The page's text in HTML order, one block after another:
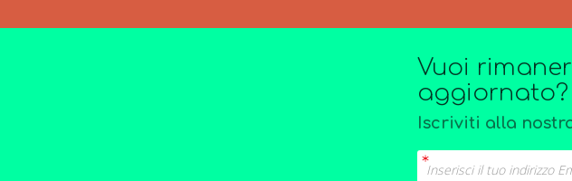
Vuoi
aggiornato?
Iscriviti alla